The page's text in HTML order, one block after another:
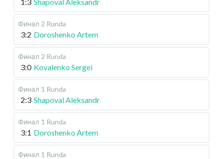
Финал 2 Runda
3:2 Doroshenko Artem
Финал 2 Runda
3:0 Kovalenko Sergei
Финал 1 Runda
2:3 Shapoval Aleksandr
Финал 1 Runda
3:1 Doroshenko Artem
Финал 1 Runda